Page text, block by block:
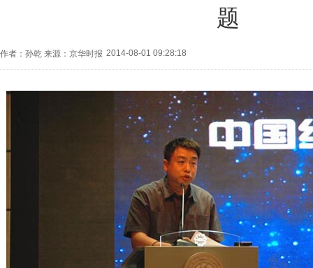
题
作者：孙乾 来源：京华时报 2014-08-01 09:28:18